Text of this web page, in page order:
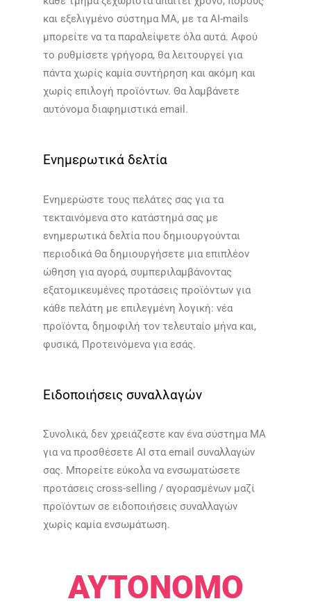
και εξελιγμένο σύστημα MA, με τα AI-mails
μπορείτε να τα παραλείψετε όλα αυτά. Αφού
το ρυθμίσετε γρήγορα, θα λειτουργεί για
πάντα χωρίς καμία συντήρηση και ακόμη και
χωρίς επιλογή προϊόντων. Θα λαμβάνετε
αυτόνομα διαφημιστικά email.​​
Ενημερωτικά δελτία
Ενημερώστε τους πελάτες σας για τα
τεκταινόμενα στο κατάστημά σας με
ενημερωτικά δελτία που δημιουργούνται
περιοδικά Θα δημιουργήσετε μια επιπλέον
ώθηση για αγορά, συμπεριλαμβάνοντας
εξατομικευμένες προτάσεις προϊόντων για
κάθε πελάτη με επιλεγμένη λογική: νέα
προϊόντα, δημοφιλή τον τελευταίο μήνα και,
φυσικά, Προτεινόμενα για εσάς.​​
Ειδοποιήσεις συναλλαγών
Συνολικά, δεν χρειάζεστε καν ένα σύστημα MA
για να προσθέσετε AI στα email συναλλαγών
σας. Μπορείτε εύκολα να ενσωματώσετε
προτάσεις cross-selling / αγορασμένων μαζί
προϊόντων σε ειδοποιήσεις συναλλαγών
χωρίς καμία ενσωμάτωση.​​
ΑΥΤΌΝΟΜΟ​​